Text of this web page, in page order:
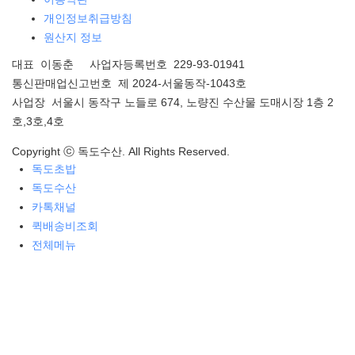
개인정보취급방침
원산지 정보
대표 이동춘 사업자등록번호 229-93-01941
통신판매업신고번호 제 2024-서울동작-1043호
사업장 서울시 동작구 노들로 674, 노량진 수산물 도매시장 1층 2
호,3호,4호
Copyright ⓒ 독도수산. All Rights Reserved.
독도초밥
독도수산
카톡채널
퀵배송비조회
전체메뉴